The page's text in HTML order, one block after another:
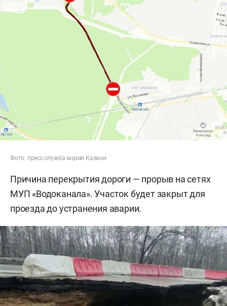
Фото: пресс-служба мэрии Казани
Причина перекрытия дороги — прорыв на сетях
МУП «Водоканала». Участок будет закрыт для
проезда до устранения аварии.